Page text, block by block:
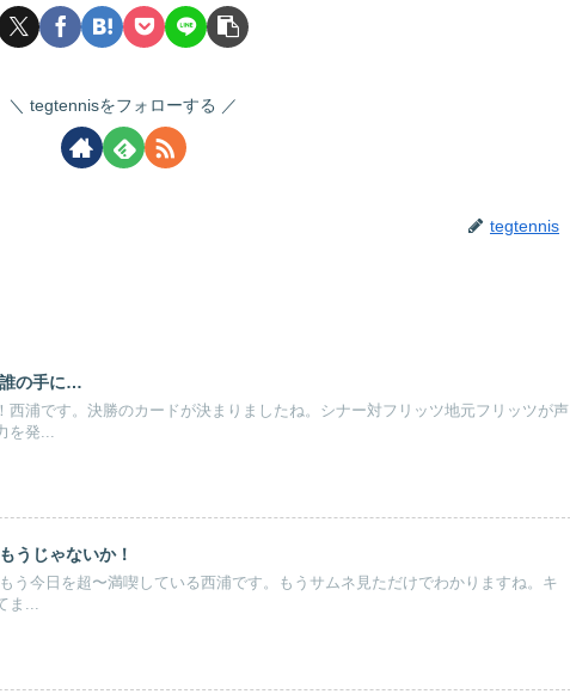
tegtennisをフォローする
tegtennis
の手に…
西浦です。決勝のカードが決まりましたね。シナー対フリッツ地元フリッツが声
を発...
うじゃないか！
もう今日を超〜満喫している西浦です。もうサムネ見ただけでわかりますね。キ
ま...